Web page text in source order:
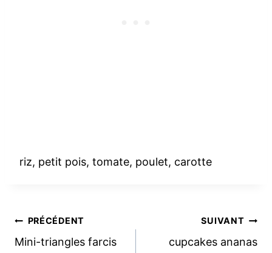
riz, petit pois, tomate, poulet, carotte
Navigation
PRÉCÉDENT
Mini-triangles farcis
SUIVANT
cupcakes ananas